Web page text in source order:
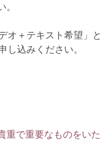
オ＋テキスト希望」
込みください。
で重要なものをい